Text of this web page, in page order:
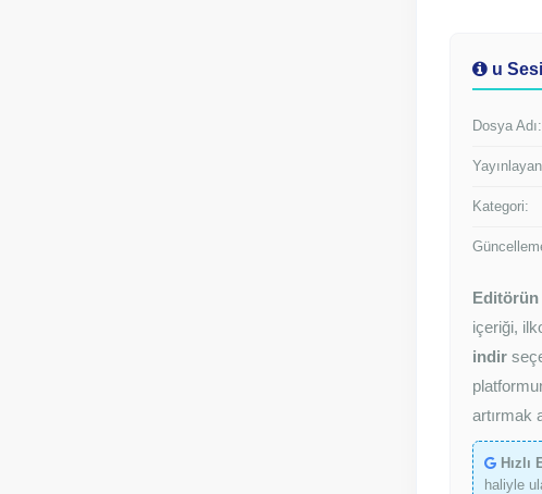
u
Dosya Adı:
Kategori:
Editörün
içeriği,
indir
artırmak
Hızlı
haliyle